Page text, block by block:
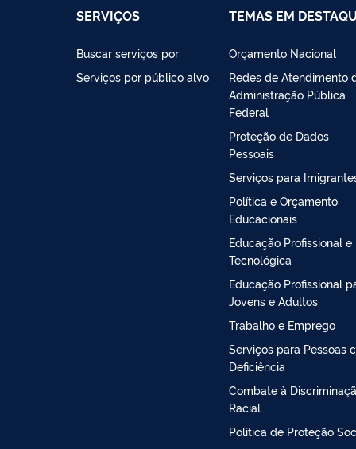
SERVIÇOS
Buscar serviços por
Serviços por público alvo
TEMAS EM
Orçamento Nacional
Redes de Atendimento
Administração Pública
Federal
Proteção de Dados
Pessoais
Serviços para
Política e Orçamento
Educacionais
Educação Profissional e
Tecnológica
Educação Profissional
Jovens e Adultos
Trabalho e Emprego
Serviços para Pessoas
Deficiência
Combate à
Racial
Política de Proteção